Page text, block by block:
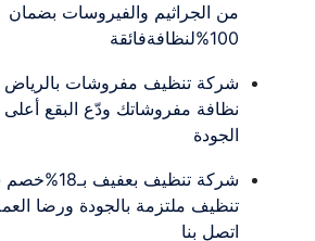
من الجراثيم والفيروسات بضمان
شركة تنظيف مفروشات بالرياض بـ20%لـ
نظافة مفروشاتك ودّع البقع أعلى معايير
شركة تنظيف بعفيف بـ18%خصم شركة
تنظيف ملتزمة بالجودة ورضا العملاء100%